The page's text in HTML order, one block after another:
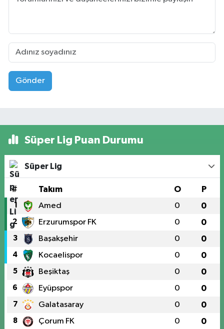
Gönder
Süper Lig Puan Durumu
Süper Lig
# Takım O P
1 Amed 0 0
2 Erzurumspor FK 0 0
3 Başakşehir 0 0
4 Kocaelispor 0 0
5 Beşiktaş 0 0
6 Eyüpspor 0 0
7 Galatasaray 0 0
8 Çorum FK 0 0